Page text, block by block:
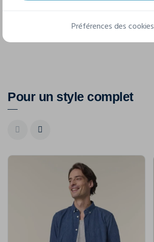
Pour un style complet
Préférences des cookies